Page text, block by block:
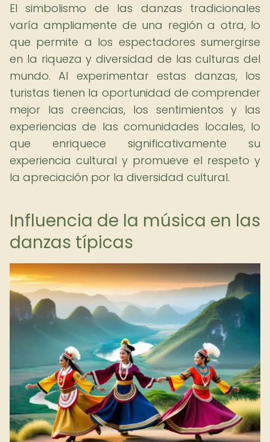
El simbolismo de las danzas tradicionales
varía ampliamente de una región a otra, lo
que permite a los espectadores sumergirse
en la riqueza y diversidad de las culturas del
mundo. Al experimentar estas danzas, los
turistas tienen la oportunidad de comprender
mejor las creencias, los sentimientos y las
experiencias de las comunidades locales, lo
que enriquece significativamente su
experiencia cultural y promueve el respeto y
la apreciación por la diversidad cultural.
Influencia de la música en las
danzas típicas